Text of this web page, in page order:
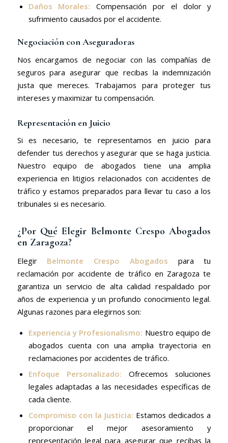
Daños Morales: Compensación por el dolor y
sufrimiento causados por el accidente.
Negociación con Aseguradoras
Nos encargamos de negociar con las compañías de
seguros para asegurar que recibas la indemnización
justa que mereces. Trabajamos para proteger tus
intereses y maximizar tu compensación.
Representación en Juicio
Si es necesario, te representamos en juicio para
defender tus derechos y asegurar que se haga justicia.
Nuestro equipo de abogados tiene una amplia
experiencia en litigios relacionados con accidentes de
tráfico y estamos preparados para llevar tu caso a los
tribunales si es necesario.
¿Por Qué Elegir Belmonte Crespo Abogados
en Zaragoza?
Elegir Belmonte Crespo Abogados para tu
reclamación por accidente de tráfico en Zaragoza te
garantiza un servicio de alta calidad respaldado por
años de experiencia y un profundo conocimiento legal.
Algunas razones para elegirnos son:
Experiencia y Profesionalismo: Nuestro equipo de
abogados cuenta con una amplia trayectoria en
reclamaciones por accidentes de tráfico.
Enfoque Personalizado: Ofrecemos soluciones
legales adaptadas a las necesidades específicas de
cada cliente.
Compromiso con la Justicia: Estamos dedicados a
proporcionar el mejor asesoramiento y
representación legal para asegurar que recibas la